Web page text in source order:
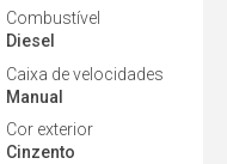
Combustível
Diesel
Caixa de velocidades
Manual
Cor exterior
Cinzento